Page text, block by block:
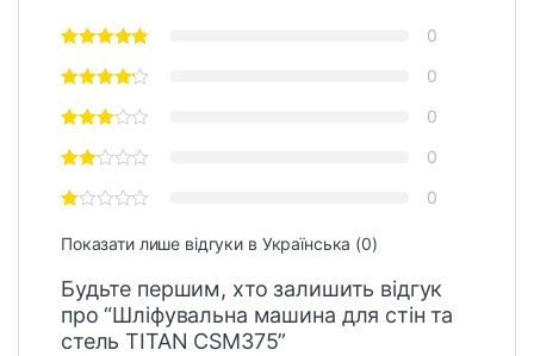
0
0
0
0
0
Показати лише відгуки в Українська (0)
Будьте першим, хто залишить відгук
про “Шліфувальна машина для стін та
стель TITAN CSM375”